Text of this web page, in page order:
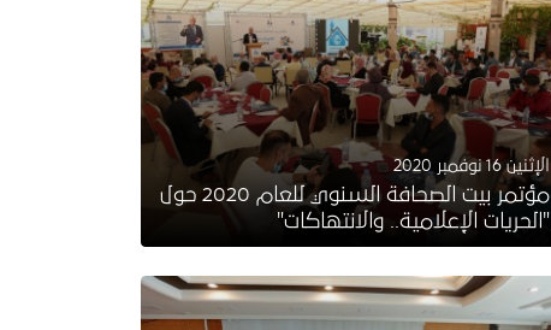
الإثنين 16 نوفمبر 2020
مؤتمر بيت الصحافة السنوي للعام 2020 حول
"الحريات الإعلامية.. والانتهاكات"